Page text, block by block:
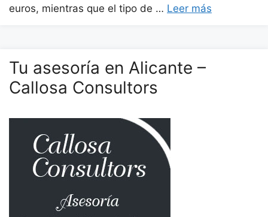
euros, mientras que el tipo de … Leer más
Tu asesoría en Alicante –
Callosa Consultors